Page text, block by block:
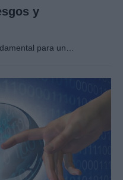
y
para un…